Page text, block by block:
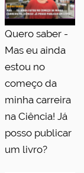
Quero saber -
Mas eu ainda
estou no
começo da
minha carreira
na Ciência! Já
posso publicar
um livro?